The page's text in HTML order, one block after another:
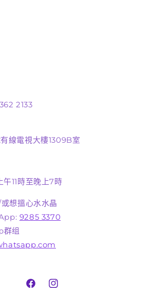
2133
線電視大樓1309B室
11時至晚上7時
想搵心水水晶
9285 3370
组